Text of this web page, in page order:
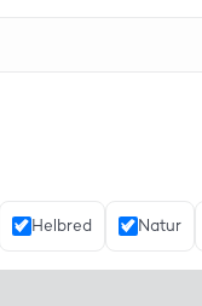
Helbred Natur